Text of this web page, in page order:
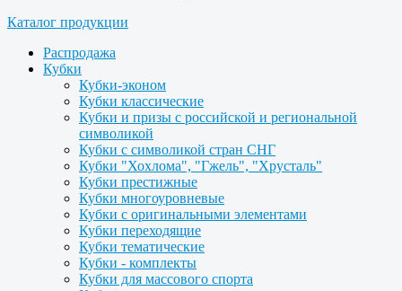
Каталог продукции
Распродажа
Кубки
Кубки-эконом
Кубки классические
Кубки и призы с российской и региональной
символикой
Кубки с символикой стран СНГ
Кубки "Хохлома", "Гжель", "Хрусталь"
Кубки престижные
Кубки многоуровневые
Кубки с оригинальными элементами
Кубки переходящие
Кубки тематические
Кубки - комплекты
Кубки для массового спорта